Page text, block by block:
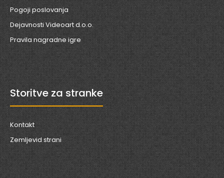
Pogoji poslovanja
Dejavnosti Videoart d.o.o.
Pravila nagradne igre
Storitve za stranke
Kontakt
Zemljevid strani